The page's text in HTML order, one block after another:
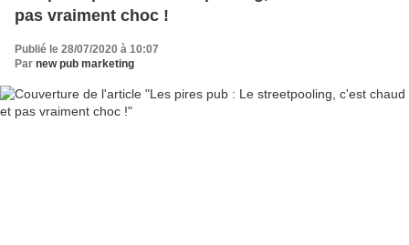
pas vraiment choc !
Publié le 28/07/2020 à 10:07
Par new pub marketing